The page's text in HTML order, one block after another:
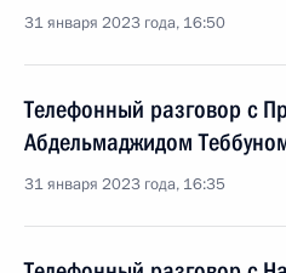
31 января 2023 года, 16:50
Телефонный разговор с
Абдельмаджидом
31 января 2023 года, 16:35